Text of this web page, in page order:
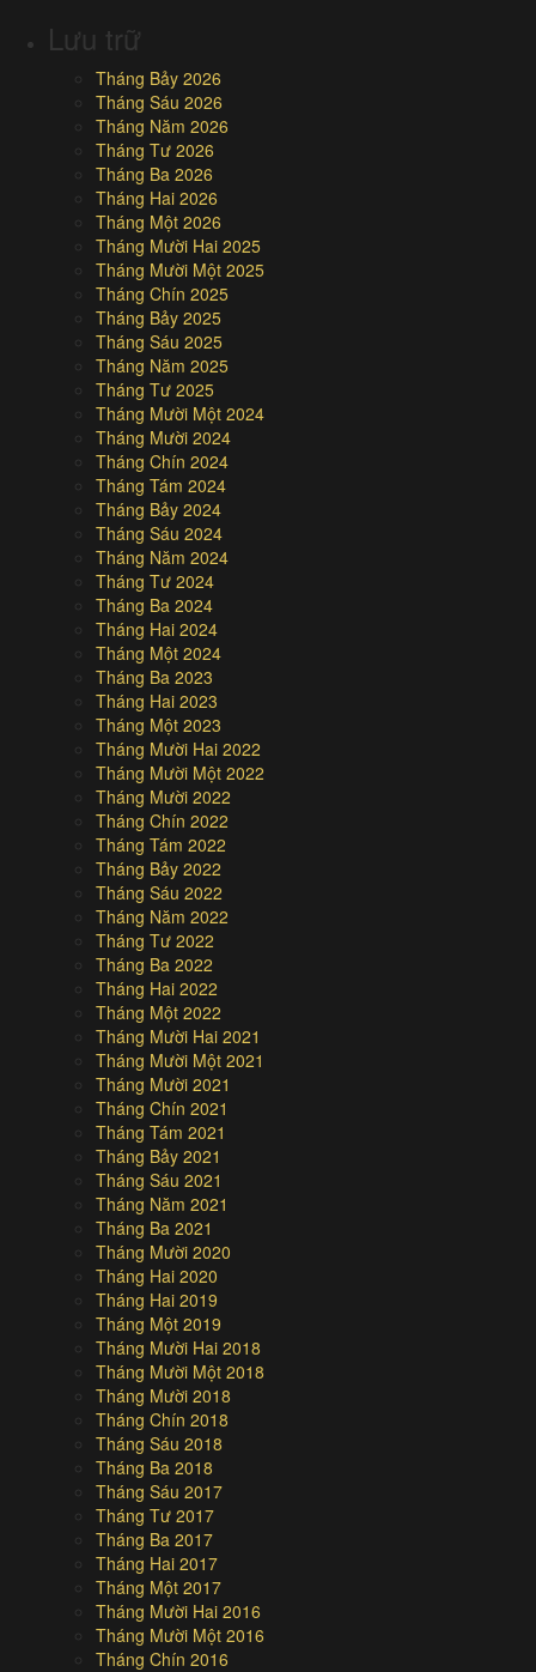
Lưu trữ
Tháng Bảy 2026
Tháng Sáu 2026
Tháng Năm 2026
Tháng Tư 2026
Tháng Ba 2026
Tháng Hai 2026
Tháng Một 2026
Tháng Mười Hai 2025
Tháng Mười Một 2025
Tháng Chín 2025
Tháng Bảy 2025
Tháng Sáu 2025
Tháng Năm 2025
Tháng Tư 2025
Tháng Mười Một 2024
Tháng Mười 2024
Tháng Chín 2024
Tháng Tám 2024
Tháng Bảy 2024
Tháng Sáu 2024
Tháng Năm 2024
Tháng Tư 2024
Tháng Ba 2024
Tháng Hai 2024
Tháng Một 2024
Tháng Ba 2023
Tháng Hai 2023
Tháng Một 2023
Tháng Mười Hai 2022
Tháng Mười Một 2022
Tháng Mười 2022
Tháng Chín 2022
Tháng Tám 2022
Tháng Bảy 2022
Tháng Sáu 2022
Tháng Năm 2022
Tháng Tư 2022
Tháng Ba 2022
Tháng Hai 2022
Tháng Một 2022
Tháng Mười Hai 2021
Tháng Mười Một 2021
Tháng Mười 2021
Tháng Chín 2021
Tháng Tám 2021
Tháng Bảy 2021
Tháng Sáu 2021
Tháng Năm 2021
Tháng Ba 2021
Tháng Mười 2020
Tháng Hai 2020
Tháng Hai 2019
Tháng Một 2019
Tháng Mười Hai 2018
Tháng Mười Một 2018
Tháng Mười 2018
Tháng Chín 2018
Tháng Sáu 2018
Tháng Ba 2018
Tháng Sáu 2017
Tháng Tư 2017
Tháng Ba 2017
Tháng Hai 2017
Tháng Một 2017
Tháng Mười Hai 2016
Tháng Mười Một 2016
Tháng Chín 2016